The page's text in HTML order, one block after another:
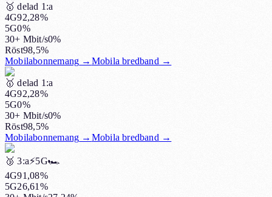
🥇 delad 1:a
4G92,28%
5G0%
30+ Mbit/s0%
Röst98,5%
Mobilabonnemang → Mobila bredband →
🥇 delad 1:a
4G92,28%
5G0%
30+ Mbit/s0%
Röst98,5%
Mobilabonnemang → Mobila bredband →
🥉 3:a⚡️5G🏎️
4G91,08%
5G26,61%